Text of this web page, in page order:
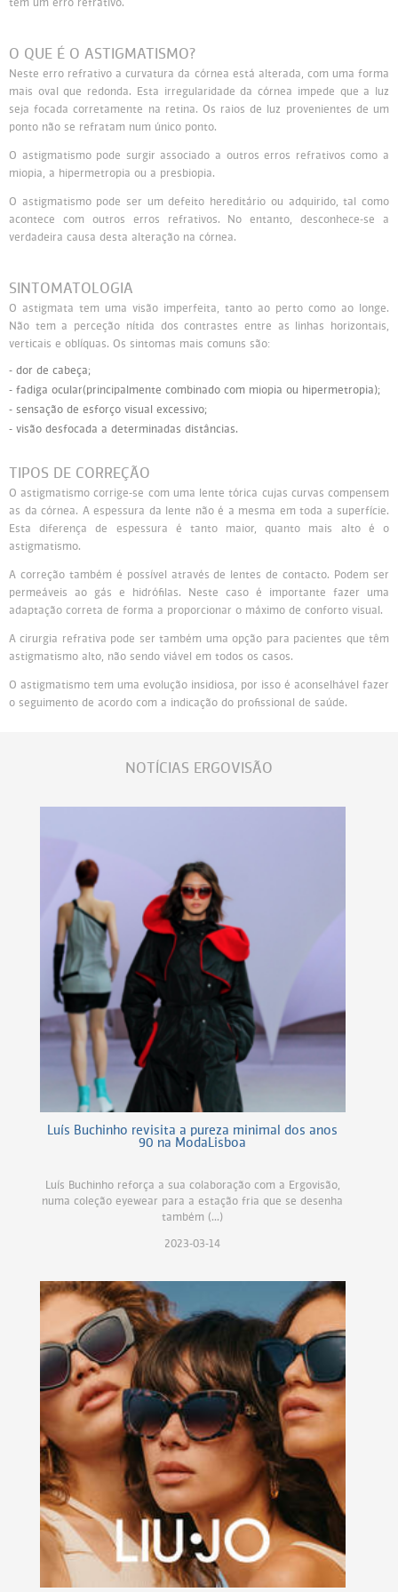
tem um erro refrativo.
O QUE É O ASTIGMATISMO?
Neste erro refrativo a curvatura da córnea está alterada, com uma forma
mais oval que redonda. Esta irregularidade da córnea impede que a luz
seja focada corretamente na retina. Os raios de luz provenientes de um
ponto não se refratam num único ponto.
O astigmatismo pode surgir associado a outros erros refrativos como a
miopia, a hipermetropia ou a presbiopia.
O astigmatismo pode ser um defeito hereditário ou adquirido, tal como
acontece com outros erros refrativos. No entanto, desconhece-se a
verdadeira causa desta alteração na córnea.
SINTOMATOLOGIA
O astigmata tem uma visão imperfeita, tanto ao perto como ao longe.
Não tem a perceção nítida dos contrastes entre as linhas horizontais,
verticais e oblíquas. Os sintomas mais comuns são:
- dor de cabeça;
- fadiga ocular(principalmente combinado com miopia ou hipermetropia);
- sensação de esforço visual excessivo;
- visão desfocada a determinadas distâncias.
TIPOS DE CORREÇÃO
O astigmatismo corrige-se com uma lente tórica cujas curvas compensem
as da córnea. A espessura da lente não é a mesma em toda a superfície.
Esta diferença de espessura é tanto maior, quanto mais alto é o
astigmatismo.
A correção também é possível através de lentes de contacto. Podem ser
permeáveis ao gás e hidrófilas. Neste caso é importante fazer uma
adaptação correta de forma a proporcionar o máximo de conforto visual.
A cirurgia refrativa pode ser também uma opção para pacientes que têm
astigmatismo alto, não sendo viável em todos os casos.
O astigmatismo tem uma evolução insidiosa, por isso é aconselhável fazer
o seguimento de acordo com a indicação do profissional de saúde.
NOTÍCIAS ERGOVISÃO
Luís Buchinho revisita a pureza minimal dos anos
90 na ModaLisboa
Luís Buchinho reforça a sua colaboração com a Ergovisão,
numa coleção eyewear para a estação fria que se desenha
também (...)
2023-03-14
Polaroid
Prada
Ray-ban
Vogue
Vogue Eyewear
Ray-Ban
Ray Ban Junior